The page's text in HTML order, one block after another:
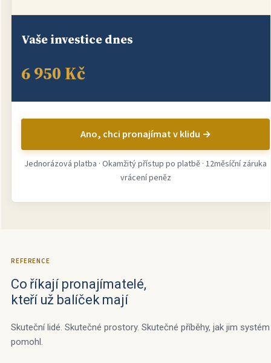
Vaše investice dnes
6 950 Kč
Ano, chci pronajímat v klidu →
Jednorázová platba · Okamžitý přístup po platbě · 12měsíční záruka
vrácení peněz
REFERENCE
Co říkají pronajímatelé,
kteří už balíček mají
Skuteční lidé. Skutečné prostory. Skutečné příběhy, jak jim systém
pomohl.